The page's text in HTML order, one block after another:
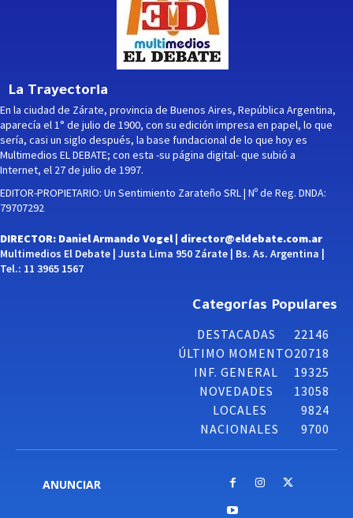
La Trayectoria
En la ciudad de Zárate, provincia de Buenos Aires, República Argentina,
aparecía el 1° de julio de 1900, con su edición impresa en papel, lo que
sería, casi un siglo después, la base fundacional de lo que hoy es
Multimedios EL DEBATE; con esta -su página digital- que subió a
Internet, el 27 de julio de 1997.
EDITOR-PROPIETARIO: Un Sentimiento Zarateño SRL | Nº de Reg. DNDA:
79707292
DIRECTOR: Daniel Armando Vogel | director@eldebate.com.ar
Multimedios El Debate | Justa Lima 950 Zárate | Bs. As. Argentina |
Tel.: 11 3965 1567
Categorías Populares
DESTACADAS
22146
ÚLTIMO MOMENTO20718
INF. GENERAL
19325
NOVEDADES
13058
LOCALES
9824
NACIONALES
9700
ANUNCIAR